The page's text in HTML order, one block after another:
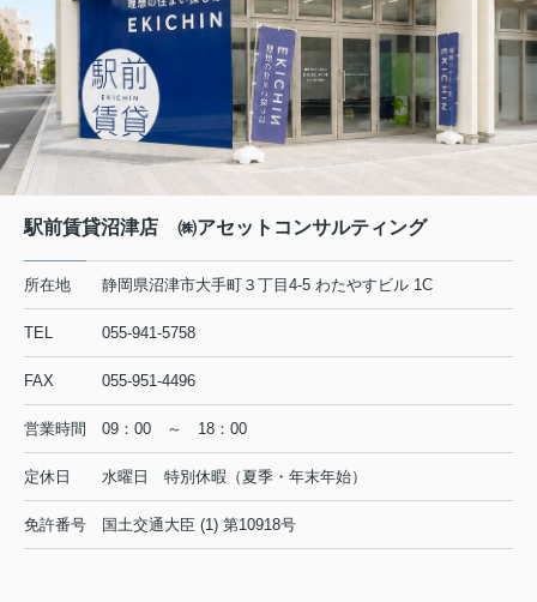
駅前賃貸沼津店 ㈱アセットコンサルティング
所在地 静岡県沼津市大手町３丁目4-5 わたやすビル 1C
TEL 055-941-5758
FAX 055-951-4496
営業時間 09：00 ～ 18：00
定休日 水曜日 特別休暇（夏季・年末年始）
免許番号 国土交通大臣 (1) 第10918号